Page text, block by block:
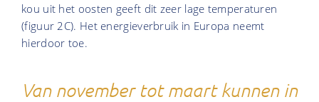
kou uit het oosten geeft dit zeer lage temperaturen
(figuur 2C). Het energieverbruik in Europa neemt
hierdoor toe.
Van november tot maart kunnen in